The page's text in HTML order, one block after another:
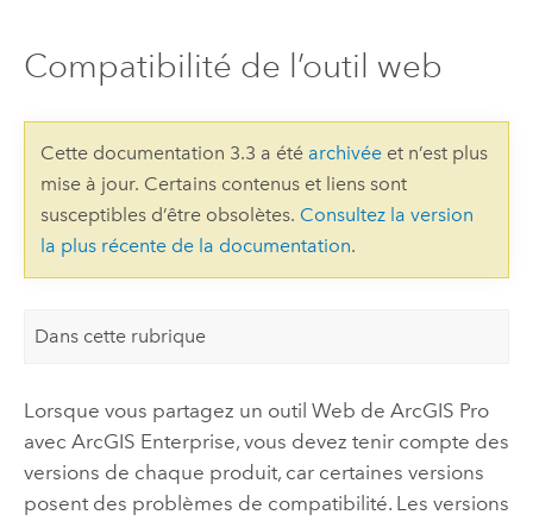
Compatibilité de l’outil web
Cette documentation 3.3 a été archivéeet n’est plus
mise à jour. Certains contenus et liens sont
susceptibles d’être obsolètes. Consultez la version
la plus récente de la documentation.
Dans cette rubrique
Lorsque vous partagez un outil Web de ArcGIS Pro
avec ArcGIS Enterprise, vous devez tenir compte des
versions de chaque produit, car certaines versions
posent des problèmes de compatibilité. Les versions